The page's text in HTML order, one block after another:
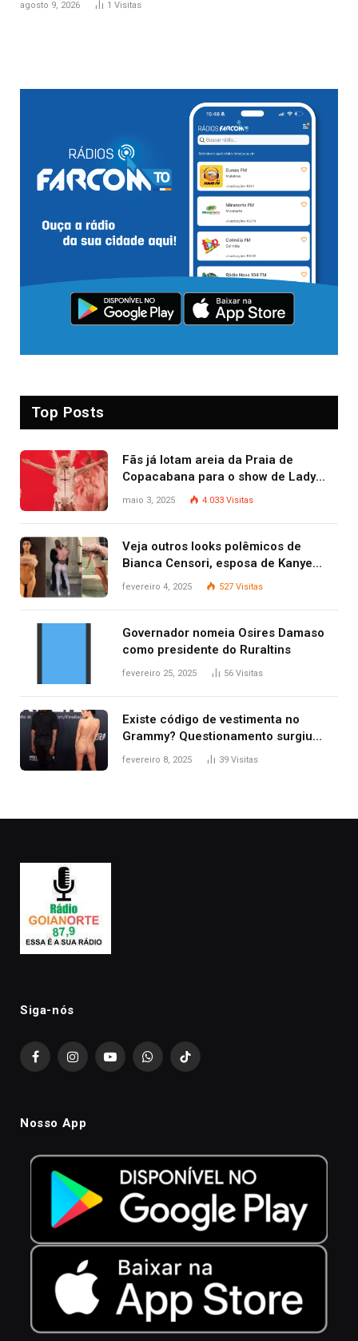
agosto 9, 2026 1 Visitas
Top Posts
Fãs já lotam areia da Praia de
Copacabana para o show de Lady
Gaga
maio 3, 2025 4.033 Visitas
Veja outros looks polêmicos de
Bianca Censori, esposa de Kanye
West que apareceu nua no Grammy
fevereiro 4, 2025 527 Visitas
Governador nomeia Osires Damaso
como presidente do Ruraltins
fevereiro 25, 2025 56 Visitas
Existe código de vestimenta no
Grammy? Questionamento surgiu
após Bianca Censori, mulher de
fevereiro 8, 2025 39 Visitas
Siga-nós
FacebookInstagramYouTubeWhatsAppTikTok
Nosso App